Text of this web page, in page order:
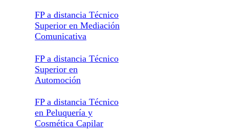
FP a distancia Técnico
Superior en Mediación
Comunicativa
FP a distancia Técnico
Superior en
Automoción
FP a distancia Técnico
en Peluquería y
Cosmética Capilar